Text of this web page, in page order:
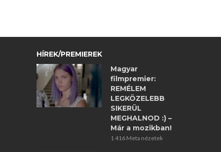
HÍREK/PREMIEREK
Magyar
filmpremier:
REMÉLEM
LEGKÖZELEBB
SIKERÜL
MEGHALNOD :) –
Már a mozikban!
1 416 Meta nézetek